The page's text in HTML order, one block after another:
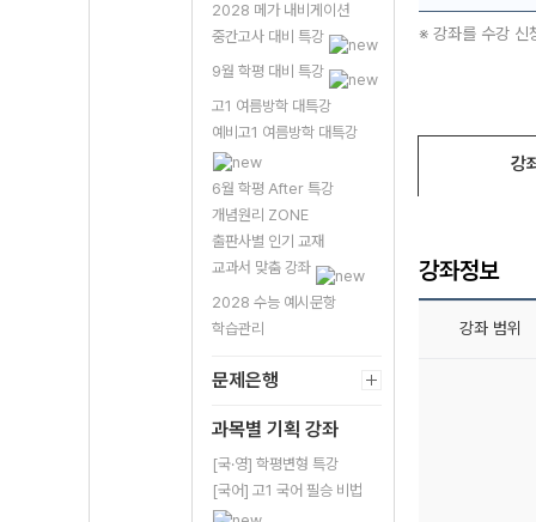
2028 메가 내비게이션
중간고사 대비 특강
9월 학평 대비 특강
고1 여름방학 대특강
예비고1 여름방학 대특강
6월 학평 After 특강
개념원리 ZONE
출판사별 인기 교재
교과서 맞춤 강좌
2028 수능 예시문항
학습관리
문제은행
과목별 기획 강좌
[국·영] 학평변형 특강
[국어] 고1 국어 필승 비법
※ 강좌를 수강 신
강
강좌정보
강좌 범위